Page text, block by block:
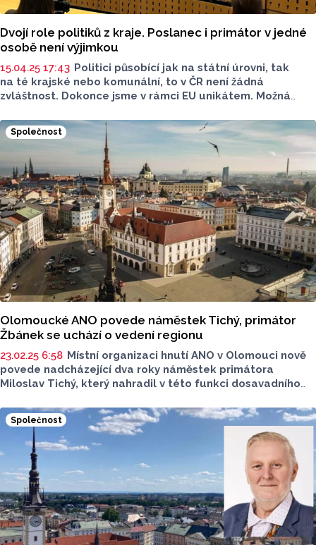
Dvojí role politiků z kraje. Poslanec i primátor v jedné
osobě není výjimkou
15.04.25 17:43 Politici působící jak na státní úrovni, tak
na té krajské nebo komunální, to v ČR není žádná
zvláštnost. Dokonce jsme v rámci EU unikátem. Možná
a Řecka, kde je to zákonem zakázáno. Ani Olomouckému
kraji se tento jev nevyhnul. Report se podíval na politiky
Olomouckého kraje, kteří nyní zastávají více funkcí.
Společnost
Olomoucké ANO povede náměstek Tichý, primátor
Žbánek se uchází o vedení regionu
23.02.25 6:58 Místní organizaci hnutí ANO v Olomouci nově
povede nadcházející dva roky náměstek primátora
Miloslav Tichý, který nahradil v této funkci dosavadního
Miroslava Žbánka. Rozhodli o tom členové hnutí
na volebním sněmu, řekl dnes ČTK Tichý. Primátor se bude
ucházet s podporou svých kolegů o pozici předsedy
oblastní organizace. Místo se uvolnilo po úmrtí Milana
Ferance. Žbánek je podle Tichého jedním z kandidátů
hnutí do Poslanecké sněmovny, krajská kandidátka
se zatím připravuje.
Společnost